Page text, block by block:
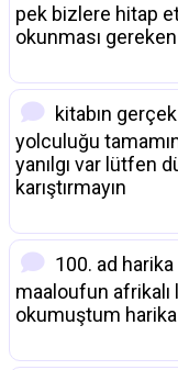
pek bizlere hitap
okunması
kitabın
yolculuğu
yanılgı var lütfen
karıştırmayın
100. ad
maaloufun afrikalı
okumuştum harika